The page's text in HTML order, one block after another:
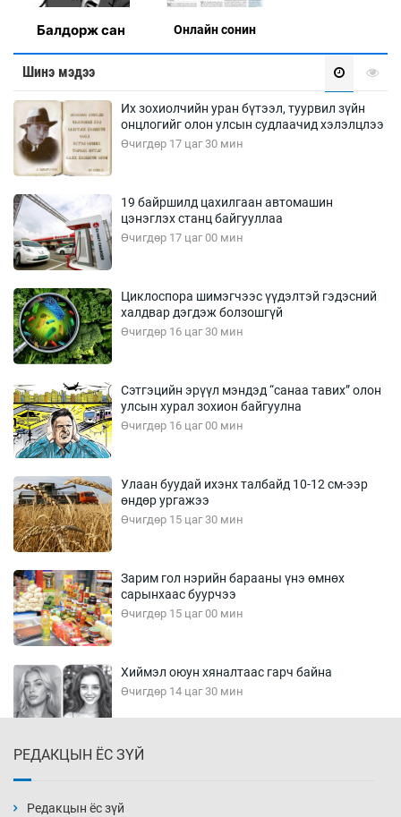
Балдорж сан Онлaйн сонин
Шинэ мэдээ
Их зохиолчийн уран бүтээл, туурвил зүйн
онцлогийг олон улсын судлаачид хэлэлцлээ
Өчигдөр 17 цаг 30 мин
19 байршилд цахилгаан автомашин
цэнэглэх станц байгууллаа
Өчигдөр 17 цаг 00 мин
Циклоспора шимэгчээс үүдэлтэй гэдэсний
халдвар дэгдэж болзошгүй
Өчигдөр 16 цаг 30 мин
Сэтгэцийн эрүүл мэндэд “санаа тавих” олон
улсын хурал зохион байгуулна
Өчигдөр 16 цаг 00 мин
Улаан буудай ихэнх талбайд 10-12 см-ээр
өндөр ургажээ
Өчигдөр 15 цаг 30 мин
Зарим гол нэрийн барааны үнэ өмнөх
сарынхаас буурчээ
Өчигдөр 15 цаг 00 мин
Хиймэл оюун хяналтаас гарч байна
Өчигдөр 14 цаг 30 мин
Өчигдөр 14 цаг 00 мин
РЕДАКЦЫН ЁС ЗҮЙ
Редакцын ёс зүй